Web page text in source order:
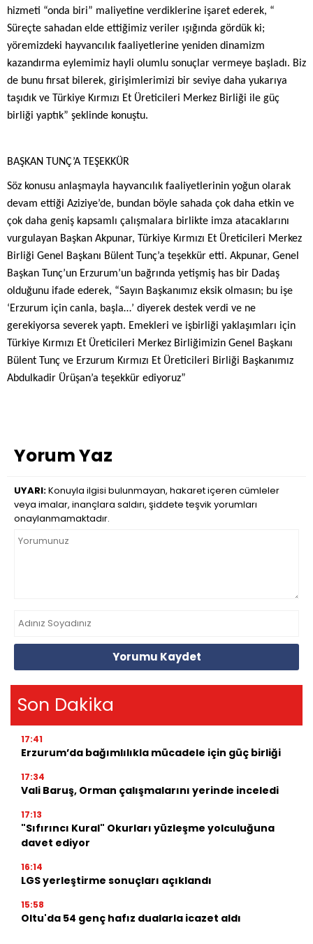
hizmeti “onda biri” maliyetine verdiklerine işaret ederek, “
Süreçte sahadan elde ettiğimiz veriler ışığında gördük ki;
yöremizdeki hayvancılık faaliyetlerine yeniden dinamizm
kazandırma eylemimiz hayli olumlu sonuçlar vermeye başladı. Biz
de bunu fırsat bilerek, girişimlerimizi bir seviye daha yukarıya
taşıdık ve Türkiye Kırmızı Et Üreticileri Merkez Birliği ile güç
birliği yaptık” şeklinde konuştu.
BAŞKAN TUNÇ’A TEŞEKKÜR
Söz konusu anlaşmayla hayvancılık faaliyetlerinin yoğun olarak
devam ettiği Aziziye’de, bundan böyle sahada çok daha etkin ve
çok daha geniş kapsamlı çalışmalara birlikte imza atacaklarını
vurgulayan Başkan Akpunar, Türkiye Kırmızı Et Üreticileri Merkez
Birliği Genel Başkanı Bülent Tunç’a teşekkür etti. Akpunar, Genel
Başkan Tunç’un Erzurum’un bağrında yetişmiş has bir Dadaş
olduğunu ifade ederek, “Sayın Başkanımız eksik olmasın; bu işe
‘Erzurum için canla, başla…’ diyerek destek verdi ve ne
gerekiyorsa severek yaptı. Emekleri ve işbirliği yaklaşımları için
Türkiye Kırmızı Et Üreticileri Merkez Birliğimizin Genel Başkanı
Bülent Tunç ve Erzurum Kırmızı Et Üreticileri Birliği Başkanımız
Abdulkadir Ürüşan’a teşekkür ediyoruz”
Yorum Yaz
UYARI:Konuyla ilgisi bulunmayan, hakaret içeren cümleler
veya imalar, inançlara saldırı, şiddete teşvik yorumları
onaylanmamaktadır.
Yorumu Kaydet
Son Dakika
17:41
Erzurum’da bağımlılıkla mücadele için güç birliği
17:34
Vali Baruş, Orman çalışmalarını yerinde inceledi
17:13
"Sıfırıncı Kural" Okurları yüzleşme yolculuğuna
davet ediyor
16:14
LGS yerleştirme sonuçları açıklandı
15:58
Oltu'da 54 genç hafız dualarla icazet aldı